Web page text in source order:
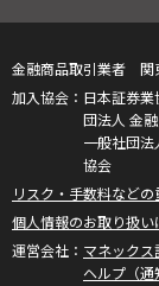
金融商品取引業者 関
日本証券
団法人 金融
一般社団
協会
リスク・手数料など
個人情報のお取り扱い
マネック
ヘルプ（通